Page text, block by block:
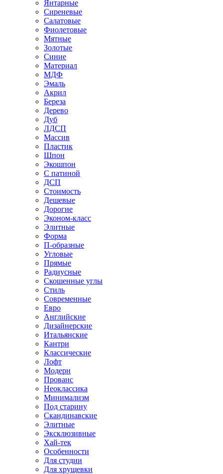
Янтарные
Сиреневые
Салатовые
Фиолетовые
Мятные
Золотые
Синие
Материал
МДФ
Эмаль
Акрил
Береза
Дерево
Дуб
ЛДСП
Массив
Пластик
Шпон
Экошпон
С патиной
ДСП
Стоимость
Дешевые
Дорогие
Эконом-класс
Элитные
Форма
П-образные
Угловые
Прямые
Радиусные
Скошенные углы
Стиль
Современные
Евро
Английские
Дизайнерские
Итальянские
Кантри
Классические
Лофт
Модерн
Прованс
Неоклассика
Минимализм
Под старину
Скандинавские
Элитные
Эксклюзивные
Хай-тек
Особенности
Для студии
Для хрущевки